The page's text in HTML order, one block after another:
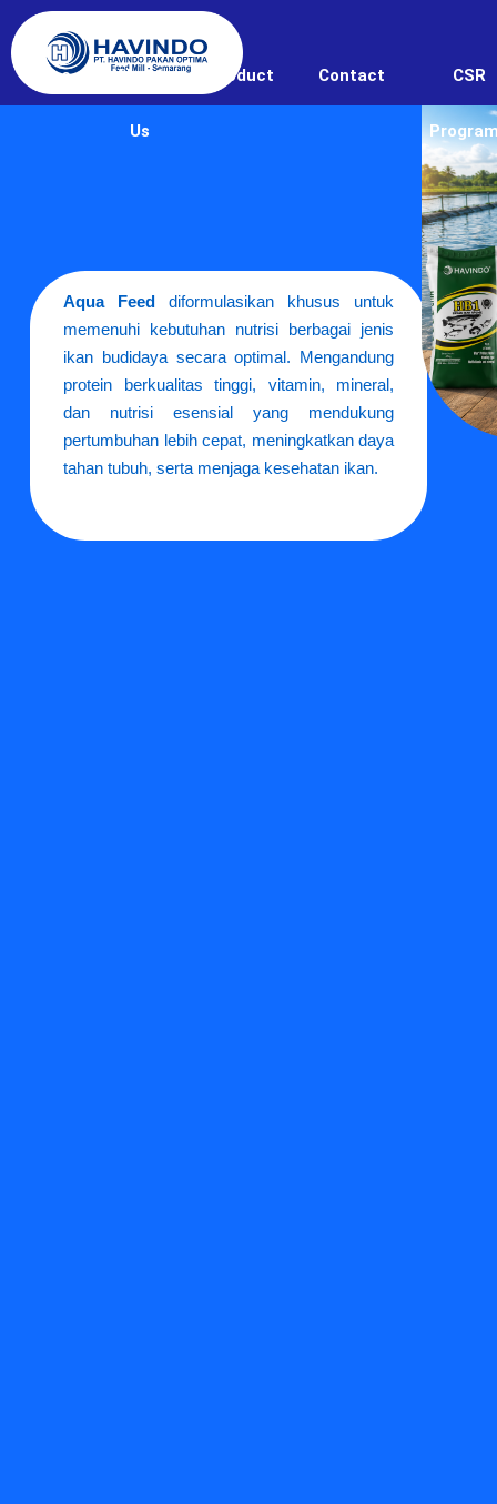
Home About
Us
Product Contact CSR
Aqua Feed diformulasikan khusus untuk
memenuhi kebutuhan nutrisi berbagai jenis
ikan budidaya secara optimal. Mengandung
protein berkualitas tinggi, vitamin, mineral,
dan nutrisi esensial yang mendukung
pertumbuhan lebih cepat, meningkatkan daya
tahan tubuh, serta menjaga kesehatan ikan.